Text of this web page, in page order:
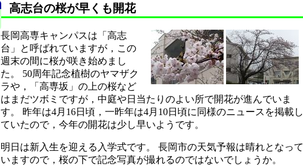
高志台の桜が早くも開花
長岡高専キャンパスは「高志
台」と呼ばれていますが，この
週末の間に桜が咲き始めまし
た。 50周年記念植樹のヤマザク
ラや，「高専坂」の上の桜など
はまだツボミですが，中庭や日当たりのよい所で開花が進んでいま
す。 昨年は4月16日頃，一昨年は4月10日頃に同様のニュースを掲載し
ていたので，今年の開花は少し早いようです。
明日は新入生を迎える入学式です。 長岡市の天気予報は晴れとなって
いますので，桜の下で記念写真が撮れるのではないでしょうか。